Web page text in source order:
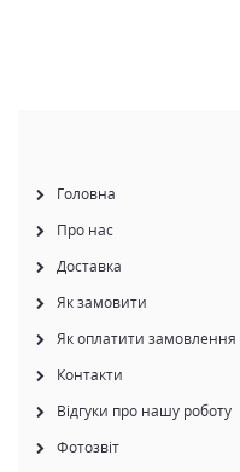
Головна
Про нас
Доставка
Як замовити
Як оплатити замовлення
Контакти
Відгуки про нашу роботу
Фотозвіт